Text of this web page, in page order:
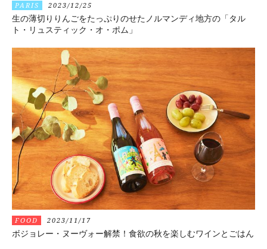
PARIS 2023/12/25
生の薄切りりんごをたっぷりのせたノルマンディ地方の「タル
ト・リュスティック・オ・ポム」
FOOD 2023/11/17
ボジョレー・ヌーヴォー解禁！食欲の秋を楽しむワインとごはん